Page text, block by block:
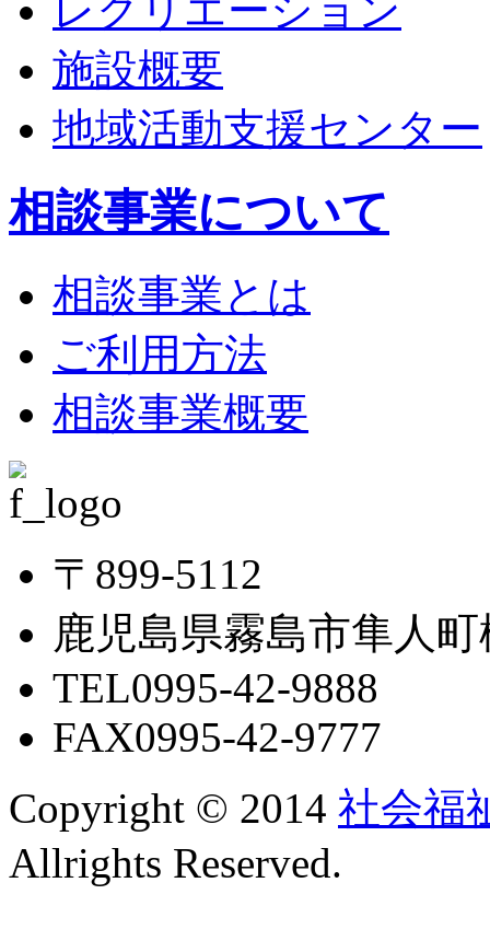
レクリエーション
施設概要
地域活動支援センター
相談事業について
相談事業とは
ご利用方法
相談事業概要
〒899-5112
鹿児島県霧島市隼人
TEL0995-42-9888
FAX0995-42-9777
Copyright © 2014 社会福
Allrights Reserved.